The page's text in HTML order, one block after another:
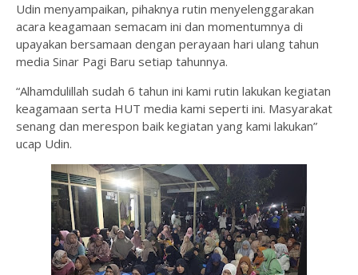
Udin menyampaikan, pihaknya rutin menyelenggarakan
acara keagamaan semacam ini dan momentumnya di
upayakan bersamaan dengan perayaan hari ulang tahun
media Sinar Pagi Baru setiap tahunnya.
“Alhamdulillah sudah 6 tahun ini kami rutin lakukan kegiatan
keagamaan serta HUT media kami seperti ini. Masyarakat
senang dan merespon baik kegiatan yang kami lakukan”
ucap Udin.